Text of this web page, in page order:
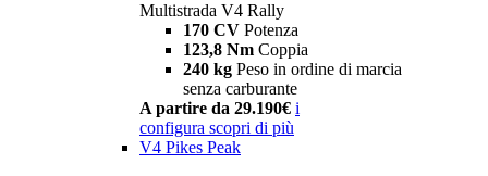
Multistrada V4 Rally
170 CV Potenza
123,8 Nm Coppia
240 kg Peso in ordine di marcia
senza carburante
A partire da 29.190€ i
configura scopri di più
V4 Pikes Peak